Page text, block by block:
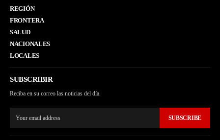
REGIÓN
FRONTERA
SALUD
NACIONALES
LOCALES
SUBSCRIBIR
Reciba en su correo las noticias del día.
SUBSCRIBE